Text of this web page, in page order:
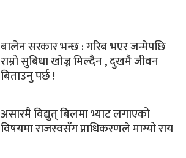
बालेन सरकार भन्छ : गरिब भएर जन्मेपछि
राम्रो सुबिधा खोज्न मिल्दैन , दुखमै जीवन
बिताउनु पर्छ !
असारमै विद्युत् बिलमा भ्याट लगाएको
विषयमा राजस्वसँग प्राधिकरणले माग्यो राय